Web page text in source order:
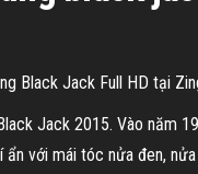
Black Jack Full HD tại
Jack 2015. Vào năm
ẩn với mái tóc nửa đen,